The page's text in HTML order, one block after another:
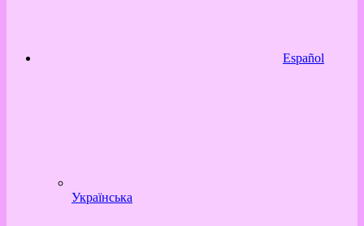
Español
Українська